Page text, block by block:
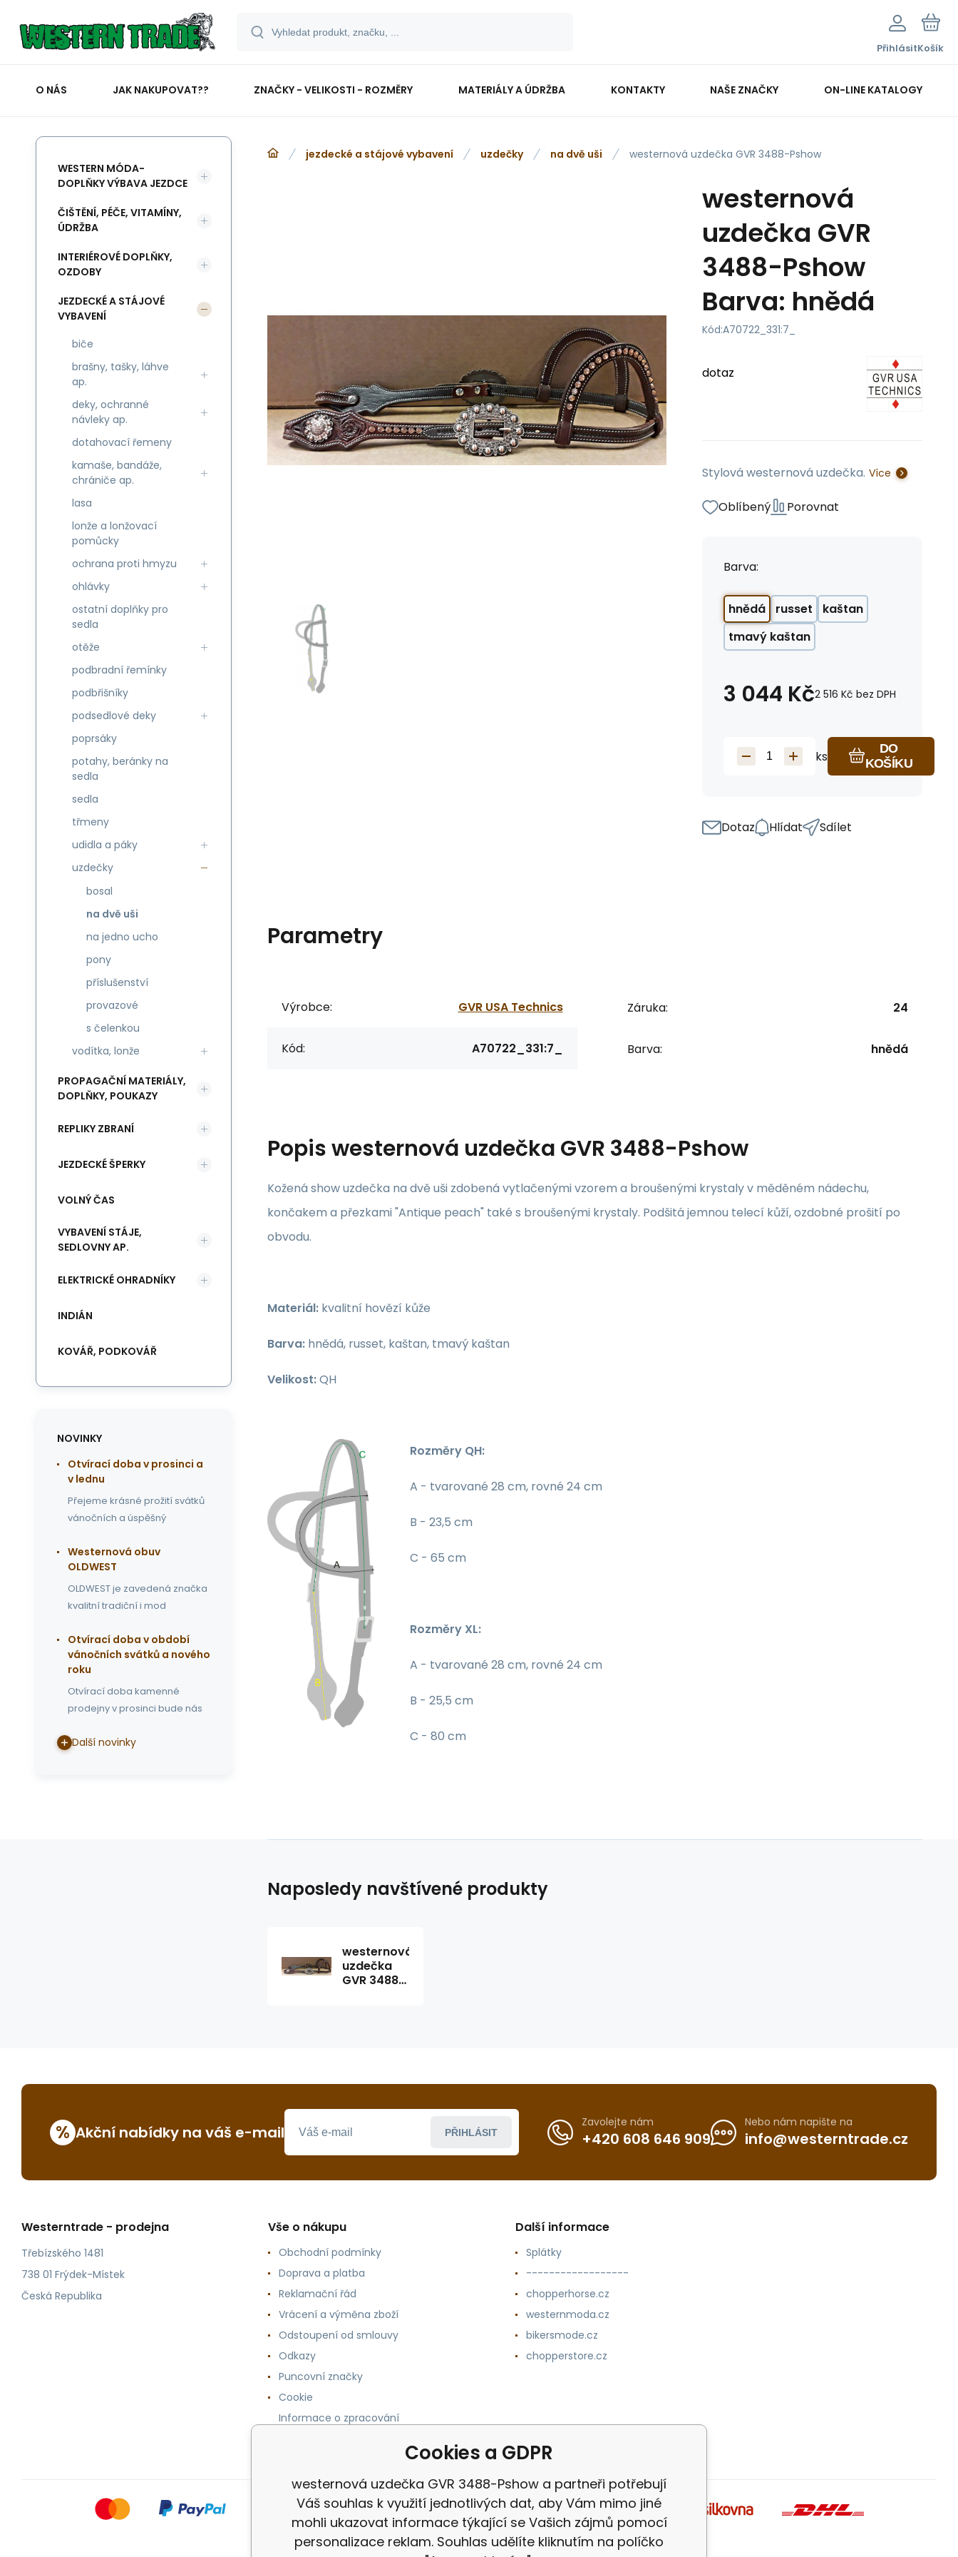
PřihlásitKošík
O NÁS JAK NAKUPOVAT?? ZNAČKY - VELIKOSTI - ROZMĚRY MATERIÁLY A ÚDRŽBA KONTAKTY NAŠE ZNAČKY ON-LINE KATALOGY
jezdecké a stájové vybavení uzdečky na dvě uši westernová uzdečka GVR 3488-Pshow
westernová
uzdečka GVR
3488-Pshow
Barva: hnědá
Kód:A70722_331:7_
dotaz
Stylová westernová uzdečka. Více
Oblíbený Porovnat
Barva:
hnědá russet
kaštan
tmavý kaštan
3 044 Kč2 516 Kč bez DPH
ks
DO
KOŠÍKU
Dotaz Hlídat Sdílet
Parametry
Výrobce: GVR USA Technics
Kód: A70722_331:7_
Záruka: 24
Barva: hnědá
Popiswesternová uzdečka GVR 3488-Pshow
Kožená show uzdečka na dvě uši zdobená vytlačenými vzorem a broušenými krystaly v měděném nádechu,
končakem a přezkami "Antique peach" také s broušenými krystaly. Podšitá jemnou telecí kůží, ozdobné prošití po
obvodu.
Materiál: kvalitní hovězí kůže
Barva: hnědá, russet, kaštan, tmavý kaštan
Velikost:QH
Rozměry QH:
A - tvarované 28 cm, rovné 24 cm
B - 23,5 cm
C - 65 cm
Rozměry XL:
A - tvarované 28 cm, rovné 24 cm
B - 25,5 cm
C - 80 cm
WESTERN MÓDA-
DOPLŇKY VÝBAVA JEZDCE
ČIŠTĚNÍ, PÉČE, VITAMÍNY,
ÚDRŽBA
INTERIÉROVÉ DOPLŇKY,
OZDOBY
JEZDECKÉ A STÁJOVÉ
VYBAVENÍ
biče
brašny, tašky, láhve
ap.
deky, ochranné
návleky ap.
dotahovací řemeny
kamaše, bandáže,
chrániče ap.
lasa
lonže a lonžovací
pomůcky
ochrana proti hmyzu
ohlávky
ostatní doplňky pro
sedla
otěže
podbradní řemínky
podbřišníky
podsedlové deky
poprsáky
potahy, beránky na
sedla
sedla
třmeny
udidla a páky
uzdečky
bosal
na dvě uši
na jedno ucho
pony
příslušenství
provazové
s čelenkou
vodítka, lonže
PROPAGAČNÍ MATERIÁLY,
DOPLŇKY, POUKAZY
REPLIKY ZBRANÍ
JEZDECKÉ ŠPERKY
VOLNÝ ČAS
VYBAVENÍ STÁJE,
SEDLOVNY AP.
ELEKTRICKÉ OHRADNÍKY
INDIÁN
KOVÁŘ, PODKOVÁŘ
NOVINKY
Otvírací doba v prosinci a
v lednu
Přejeme krásné prožití svátků
vánočních a úspěšný
Westernová obuv
OLDWEST
OLDWEST je zavedená značka
kvalitní tradiční i mod
Otvírací doba v období
vánočních svátků a nového
roku
Otvírací doba kamenné
prodejny v prosinci bude nás
Další novinky
Naposledy navštívené produkty
westernová
uzdečka
GVR 3488-
% Akční nabídky na váš e-mail PŘIHLÁSIT
Zavolejte nám
+420 608 646 909
Nebo nám napište na
info@westerntrade.cz
Westerntrade - prodejna
Třebízského 1481
738 01 Frýdek-Místek
Česká Republika
Vše o nákupu
Obchodní podmínky
Doprava a platba
Reklamační řád
Vrácení a výměna zboží
Odstoupení od smlouvy
Odkazy
Puncovní značky
Cookie
Informace o zpracování
Další informace
Splátky
------------------
chopperhorse.cz
westernmoda.cz
bikersmode.cz
chopperstore.cz
Cookies a GDPR
westernová uzdečka GVR 3488-Pshow a partneři potřebují
Váš souhlas k využití jednotlivých dat, aby Vám mimo jiné
mohli ukazovat informace týkající se Vašich zájmů pomocí
personalizace reklam. Souhlas udělíte kliknutím na políčko